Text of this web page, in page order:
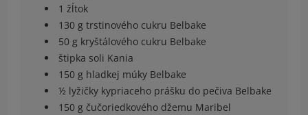
1 žĺtok
130 g trstinového cukru Belbake
50 g kryštálového cukru Belbake
štipka soli Kania
150 g hladkej múky Belbake
½ lyžičky kypriaceho prášku do pečiva Belbake
150 g čučoriedkového džemu Maribel